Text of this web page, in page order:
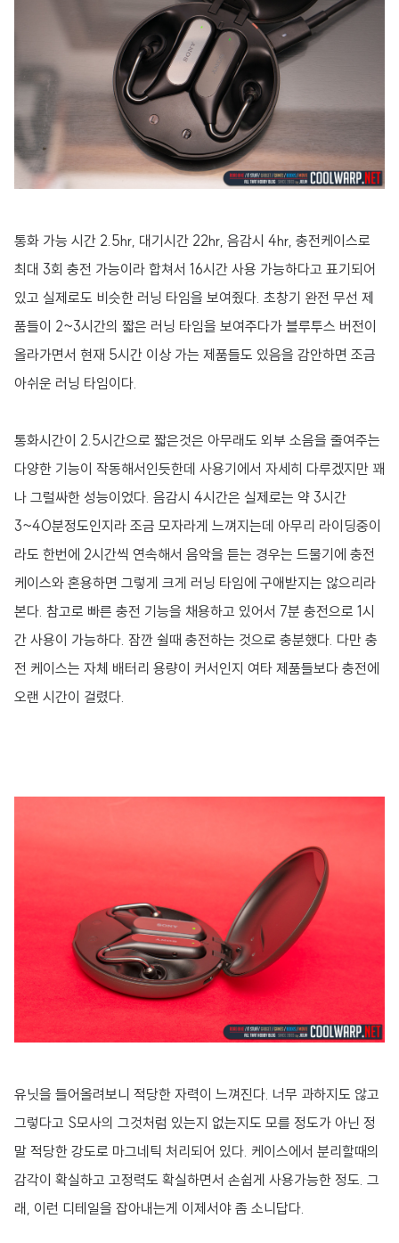
통화 가능 시간 2.5hr, 대기시간 22hr, 음감시 4hr, 충전케이스로
최대 3회 충전 가능이라 합쳐서 16시간 사용 가능하다고 표기되어
있고 실제로도 비슷한 러닝 타임을 보여줬다. 초창기 완전 무선 제
품들이 2~3시간의 짧은 러닝 타임을 보여주다가 블루투스 버전이
올라가면서 현재 5시간 이상 가는 제품들도 있음을 감안하면 조금
아쉬운 러닝 타임이다.
통화시간이 2.5시간으로 짧은것은 아무래도 외부 소음을 줄여주는
다양한 기능이 작동해서인듯한데 사용기에서 자세히 다루겠지만 꽤
나 그럴싸한 성능이었다. 음감시 4시간은 실제로는 약 3시간
3~40분정도인지라 조금 모자라게 느껴지는데 아무리 라이딩중이
라도 한번에 2시간씩 연속해서 음악을 듣는 경우는 드물기에 충전
케이스와 혼용하면 그렇게 크게 러닝 타임에 구애받지는 않으리라
본다. 참고로 빠른 충전 기능을 채용하고 있어서 7분 충전으로 1시
간 사용이 가능하다. 잠깐 쉴때 충전하는 것으로 충분했다. 다만 충
전 케이스는 자체 배터리 용량이 커서인지 여타 제품들보다 충전에
오랜 시간이 걸렸다.
유닛을 들어올려보니 적당한 자력이 느껴진다. 너무 과하지도 않고
그렇다고 S모사의 그것처럼 있는지 없는지도 모를 정도가 아닌 정
말 적당한 강도로 마그네틱 처리되어 있다. 케이스에서 분리할때의
감각이 확실하고 고정력도 확실하면서 손쉽게 사용가능한 정도. 그
래, 이런 디테일을 잡아내는게 이제서야 좀 소니답다.